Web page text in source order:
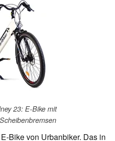
23: E-Bike mit
Bike von Urbanbiker. Das in